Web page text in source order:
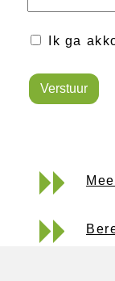
Ik ga
Verstuur